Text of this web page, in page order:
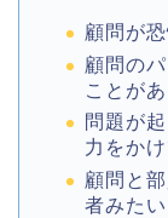
顧問が
顧問の
ことがあ
問題が
力をか
顧問と
者みた